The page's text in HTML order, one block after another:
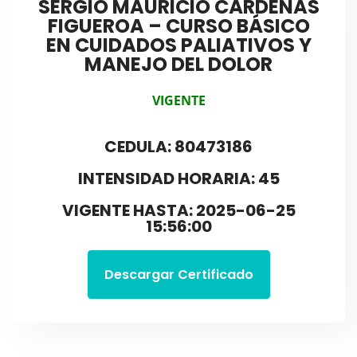
SERGIO MAURICIO CÁRDENAS
FIGUEROA – CURSO BÁSICO
EN CUIDADOS PALIATIVOS Y
MANEJO DEL DOLOR
VIGENTE
CEDULA: 80473186
INTENSIDAD HORARIA: 45
VIGENTE HASTA: 2025-06-25
15:56:00
Descargar Certificado